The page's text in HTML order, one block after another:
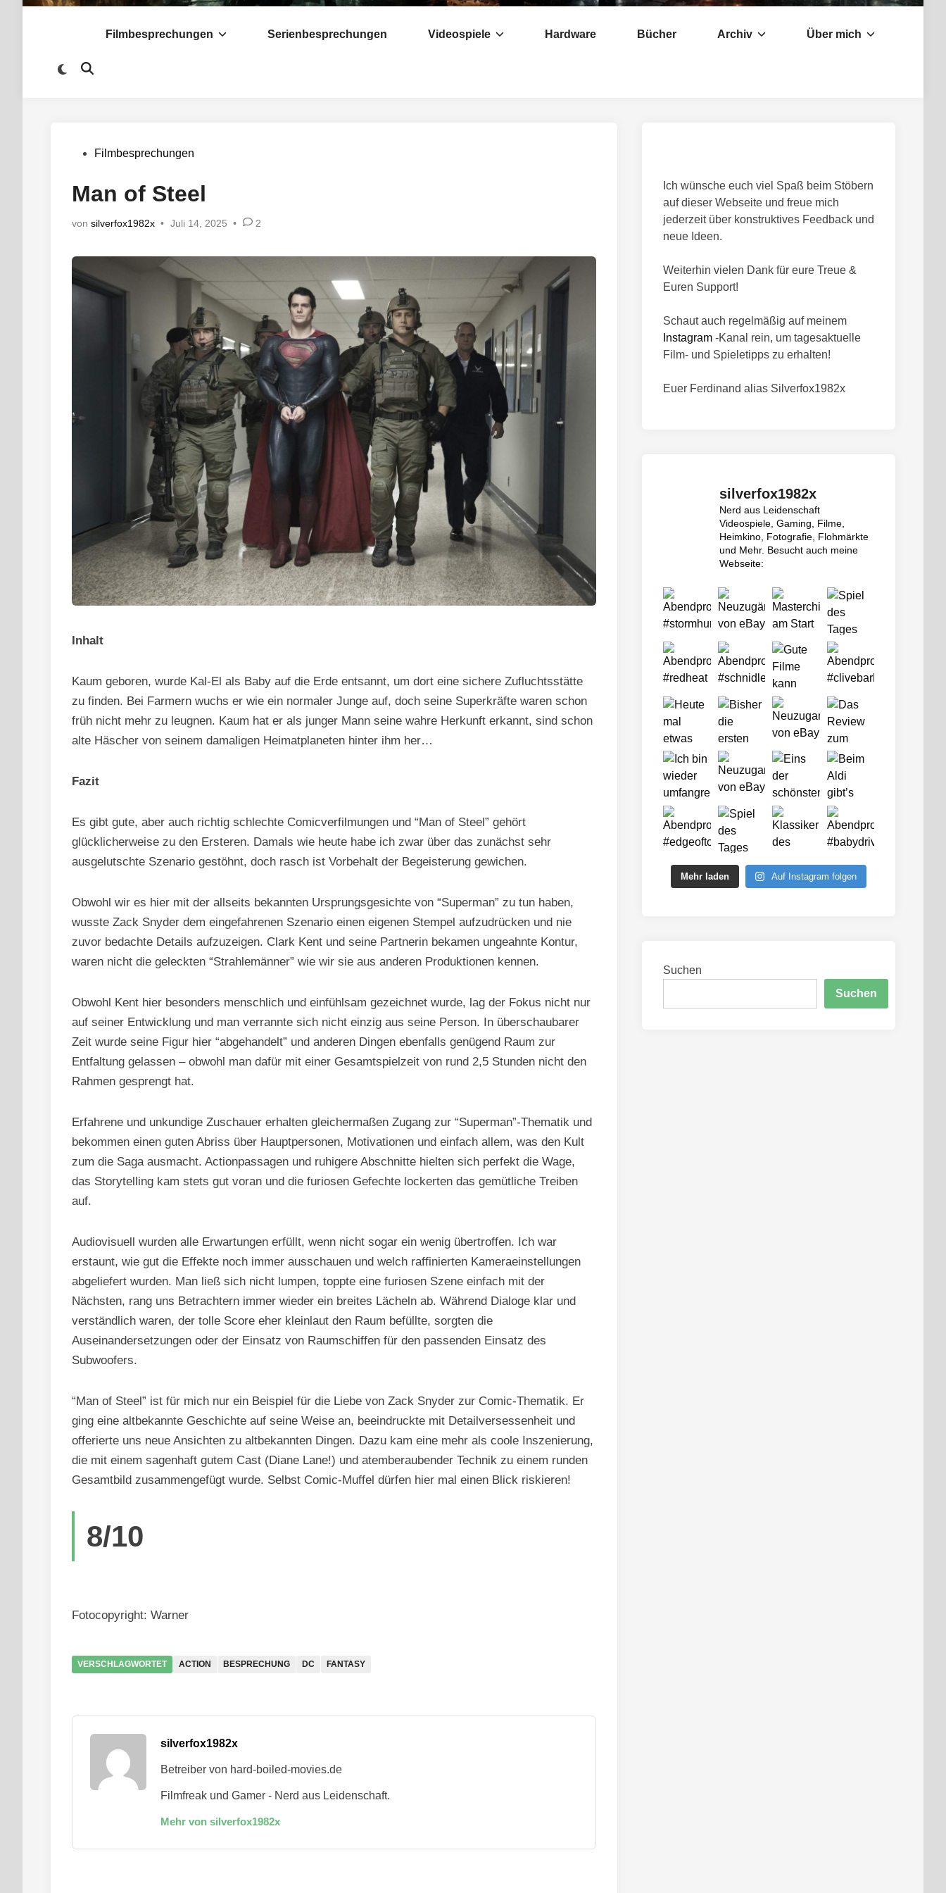
Filmbesprechungen Serienbesprechungen Videospiele Hardware Bücher Archiv Über mich
Zu
Suche
Veröffentlicht
Filmbesprechungen
Man of Steel
von silverfox1982x • Juli 14, 2025 • 2
Inhalt
Kaum geboren, wurde Kal-El als Baby auf die Erde entsannt, um dort eine sichere Zufluchtsstätte
zu finden. Bei Farmern wuchs er wie ein normaler Junge auf, doch seine Superkräfte waren schon
früh nicht mehr zu leugnen. Kaum hat er als junger Mann seine wahre Herkunft erkannt, sind schon
alte Häscher von seinem damaligen Heimatplaneten hinter ihm her…
Fazit
Es gibt gute, aber auch richtig schlechte Comicverfilmungen und “Man of Steel” gehört
glücklicherweise zu den Ersteren. Damals wie heute habe ich zwar über das zunächst sehr
ausgelutschte Szenario gestöhnt, doch rasch ist Vorbehalt der Begeisterung gewichen.
Obwohl wir es hier mit der allseits bekannten Ursprungsgesichte von “Superman” zu tun haben,
wusste Zack Snyder dem eingefahrenen Szenario einen eigenen Stempel aufzudrücken und nie
zuvor bedachte Details aufzuzeigen. Clark Kent und seine Partnerin bekamen ungeahnte Kontur,
waren nicht die geleckten “Strahlemänner” wie wir sie aus anderen Produktionen kennen.
Obwohl Kent hier besonders menschlich und einfühlsam gezeichnet wurde, lag der Fokus nicht nur
auf seiner Entwicklung und man verrannte sich nicht einzig aus seine Person. In überschaubarer
Zeit wurde seine Figur hier “abgehandelt” und anderen Dingen ebenfalls genügend Raum zur
Entfaltung gelassen – obwohl man dafür mit einer Gesamtspielzeit von rund 2,5 Stunden nicht den
Rahmen gesprengt hat.
Erfahrene und unkundige Zuschauer erhalten gleichermaßen Zugang zur “Superman”-Thematik und
bekommen einen guten Abriss über Hauptpersonen, Motivationen und einfach allem, was den Kult
zum die Saga ausmacht. Actionpassagen und ruhigere Abschnitte hielten sich perfekt die Wage,
das Storytelling kam stets gut voran und die furiosen Gefechte lockerten das gemütliche Treiben
auf.
Audiovisuell wurden alle Erwartungen erfüllt, wenn nicht sogar ein wenig übertroffen. Ich war
erstaunt, wie gut die Effekte noch immer ausschauen und welch raffinierten Kameraeinstellungen
abgeliefert wurden. Man ließ sich nicht lumpen, toppte eine furiosen Szene einfach mit der
Nächsten, rang uns Betrachtern immer wieder ein breites Lächeln ab. Während Dialoge klar und
verständlich waren, der tolle Score eher kleinlaut den Raum befüllte, sorgten die
Auseinandersetzungen oder der Einsatz von Raumschiffen für den passenden Einsatz des
Subwoofers.
“Man of Steel” ist für mich nur ein Beispiel für die Liebe von Zack Snyder zur Comic-Thematik. Er
ging eine altbekannte Geschichte auf seine Weise an, beeindruckte mit Detailversessenheit und
offerierte uns neue Ansichten zu altbekannten Dingen. Dazu kam eine mehr als coole Inszenierung,
die mit einem sagenhaft gutem Cast (Diane Lane!) und atemberaubender Technik zu einem runden
Gesamtbild zusammengefügt wurde. Selbst Comic-Muffel dürfen hier mal einen Blick riskieren!
8/10
Fotocopyright: Warner
VERSCHLAGWORTET ACTION BESPRECHUNG DC FANTASY
silverfox1982x
Betreiber von hard-boiled-movies.de
Filmfreak und Gamer - Nerd aus Leidenschaft.
Mehr von silverfox1982x
Ich wünsche euch viel Spaß beim Stöbern
auf dieser Webseite und freue mich
jederzeit über konstruktives Feedback und
neue Ideen.
Weiterhin vielen Dank für eure Treue &
Euren Support!
Schaut auch regelmäßig auf meinem
Instagram -Kanal rein, um tagesaktuelle
Film- und Spieletipps zu erhalten!
Euer Ferdinand alias Silverfox1982x
silverfox1982x
Nerd aus Leidenschaft
Videospiele, Gaming, Filme,
Heimkino, Fotografie, Flohmärkte
und Mehr. Besucht auch meine
Webseite:
Mehr laden Auf Instagram folgen
Suchen
Suchen